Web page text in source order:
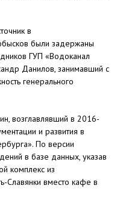
в
были задержаны
ГУП «Водоканал
Данилов, занимавший с
генерального
возглавлявший в 2016-
и развития в
По версии
в базе данных, указав
комплекс из
Славянки вместо кафе в